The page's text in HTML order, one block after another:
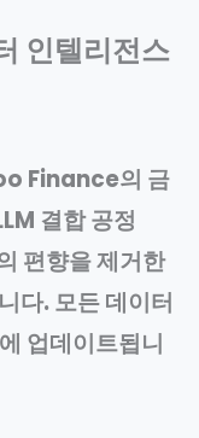
인텔리전스
Finance의 금
결합 공정
편향을 제거한
다. 모든 데이터
업데이트됩니